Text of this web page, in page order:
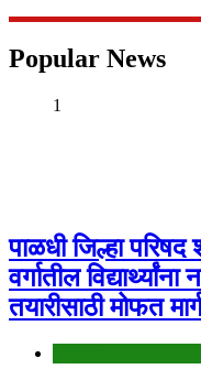
Popular News
1
पाळधी जिल्हा
वर्गातील
तयारीसाठी मोफत